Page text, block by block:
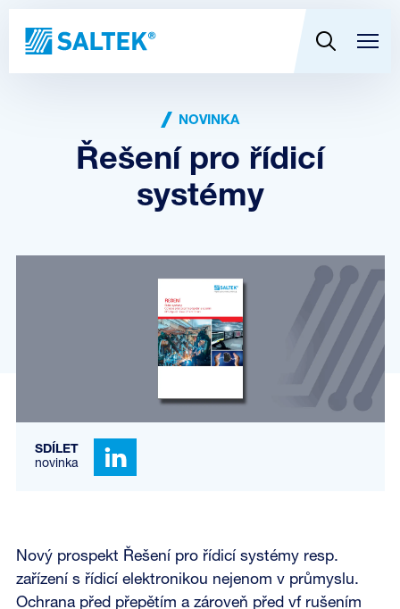
NOVINKA
Řešení pro řídicí
systémy
SDÍLET
novinka
Nový prospekt Řešení pro řídicí systémy resp.
zařízení s řídicí elektronikou nejenom v průmyslu.
Ochrana před přepětím a zároveň před vf rušením